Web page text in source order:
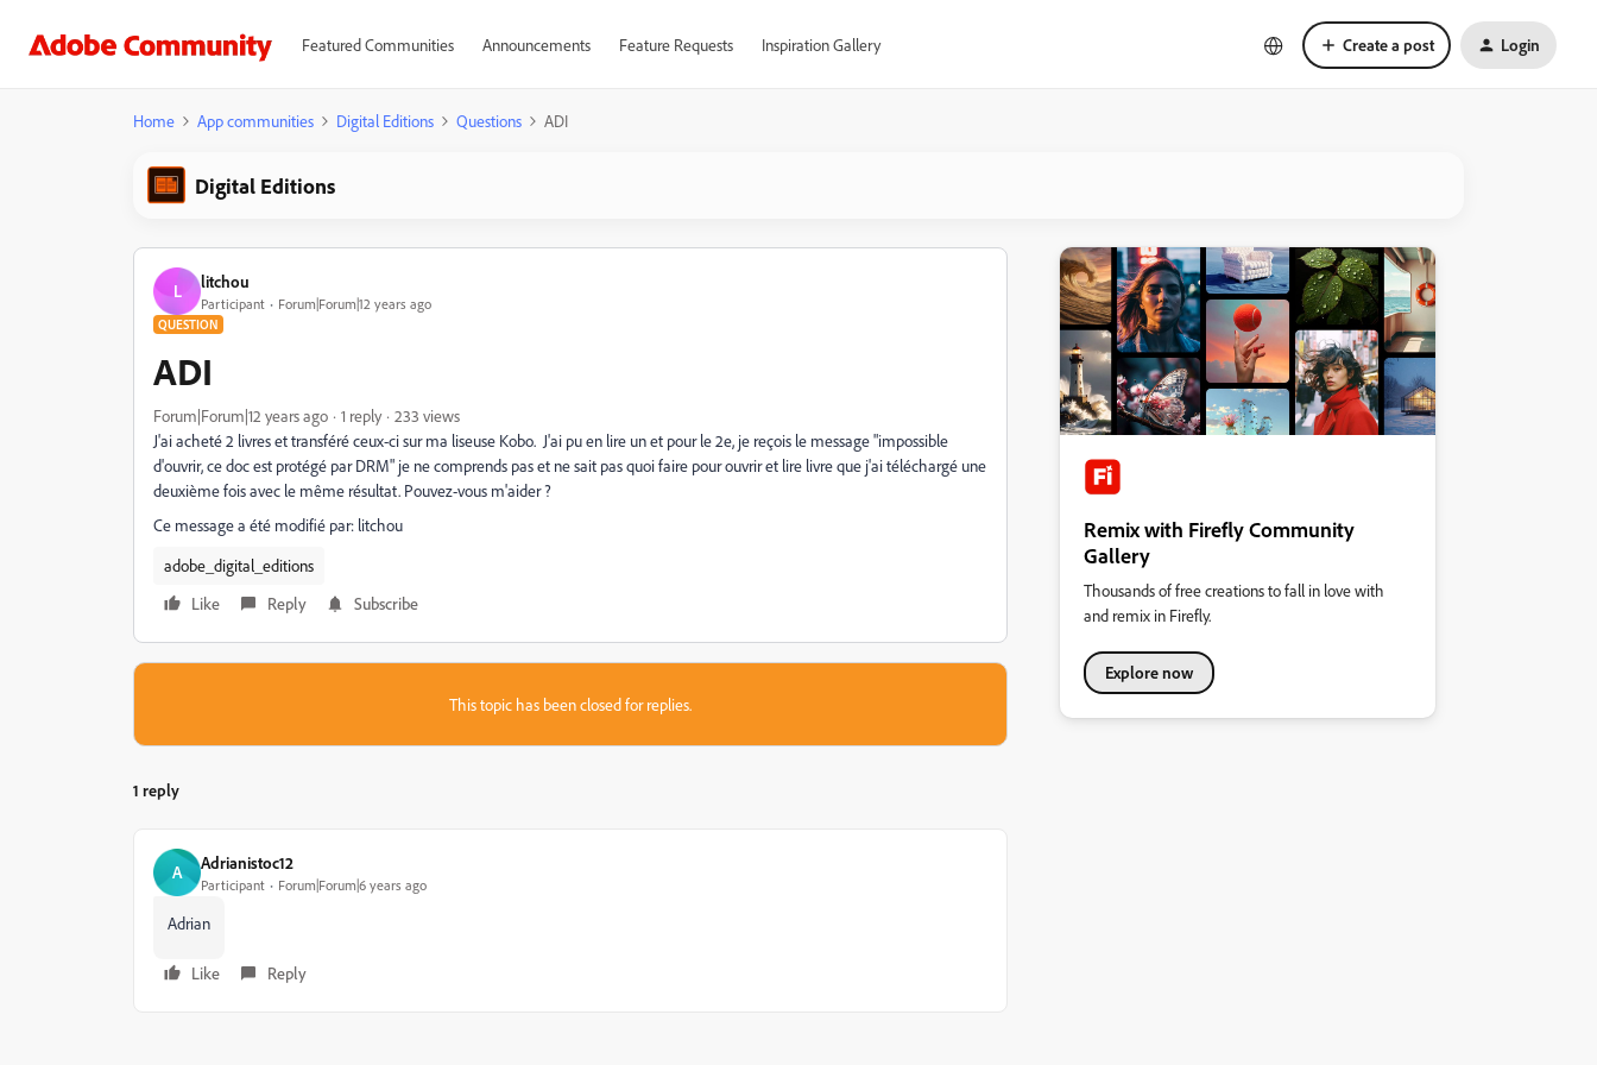
Featured Communities Announcements Feature Requests Inspiration Gallery Create a post Login
Home App communities Digital Editions Questions ADI
Digital Editions
L litchou
Participant Forum|Forum|12 years ago
QUESTION
ADI
Forum|Forum|12 years ago 1 reply
233 views
J'ai acheté 2 livres et transféré ceux-ci sur ma liseuse Kobo. J'ai pu en lire un et pour le 2e, je reçois le message "impossible
d'ouvrir, ce doc est protégé par DRM" je ne comprends pas et ne sait pas quoi faire pour ouvrir et lire livre que j'ai téléchargé une
deuxième fois avec le même résultat. Pouvez-vous m'aider ?
Ce message a été modifié par: litchou
adobe_digital_editions
Like
Reply Subscribe
This topic has been closed for replies.
1 reply
A Adrianistoc12
Participant Forum|Forum|6 years ago
Adrian
Like Reply
Remix with Firefly Community
Gallery
Thousands of free creations to fall in love with
and remix in Firefly.
Explore now